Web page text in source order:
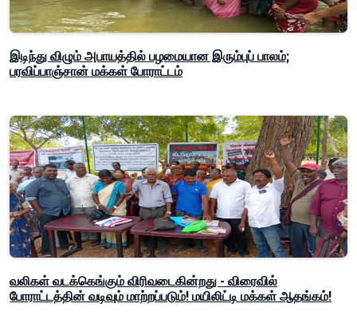
இடிந்து விழும் அபாயத்தில் பழமையான இரும்புப் பாலம்;
பரவிப்பாஞ்சான் மக்கள் போராட்டம்
வலிகள் வடக்கெங்கும் விரிவடைகின்றது - விரைவில்
போராட்டத்தின் வடிவும் மாற்றப்படும்! மயிலிட்டி மக்கள் ஆதங்கம்!